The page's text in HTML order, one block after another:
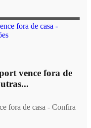
vence fora de
fora de casa - Confira